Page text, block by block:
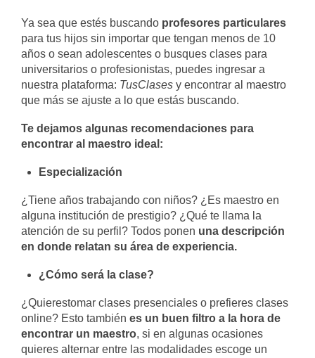
Ya sea que estés buscando profesores particulares
para tus hijos sin importar que tengan menos de 10
años o sean adolescentes o busques clases para
universitarios o profesionistas, puedes ingresar a
nuestra plataforma: TusClases y encontrar al maestro
que más se ajuste a lo que estás buscando.
Te dejamos algunas recomendaciones para
encontrar al maestro ideal:
Especialización
¿Tiene años trabajando con niños? ¿Es maestro en
alguna institución de prestigio? ¿Qué te llama la
atención de su perfil? Todos ponen una descripción
en donde relatan su área de experiencia.
¿Cómo será la clase?
¿Quierestomar clases presenciales o prefieres clases
online? Esto también es un buen filtro a la hora de
encontrar un maestro, si en algunas ocasiones
quieres alternar entre las modalidades escoge un